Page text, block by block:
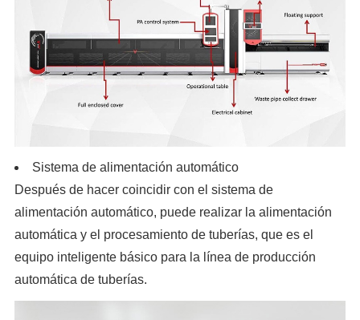
Sistema de alimentación automático
Después de hacer coincidir con el sistema de
alimentación automático, puede realizar la alimentación
automática y el procesamiento de tuberías, que es el
equipo inteligente básico para la línea de producción
automática de tuberías.